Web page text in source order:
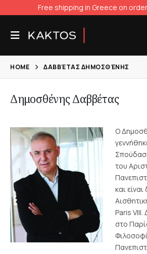
Free shipping in Greece on
HOME ΔΑΒΒΈΤΑΣ ΔΗΜΟΣΘΈΝΗΣ
Δημοσθένης Δαββέτας
Ο
του
και
Paris VIII.
στο